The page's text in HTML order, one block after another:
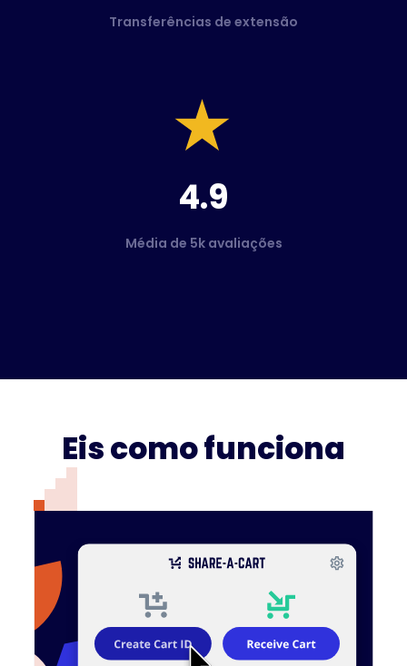
Transferências de extensão
4.9
Média de 5k avaliações
Eis como funciona